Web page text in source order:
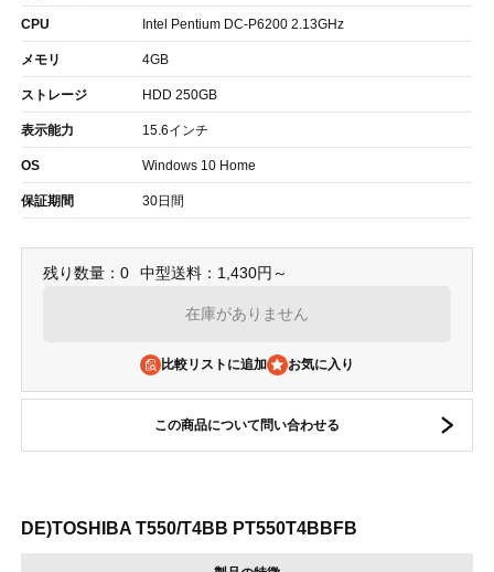
CPU Intel Pentium DC-P6200 2.13GHz
メモリ 4GB
ストレージ HDD 250GB
表示能力 15.6インチ
OS Windows 10 Home
保証期間 30日間
残り数量：0 中型送料：1,430円～
在庫がありません
比較リストに追加
この商品について問い合わせる
DE)TOSHIBA T550/T4BB PT550T4BBFB